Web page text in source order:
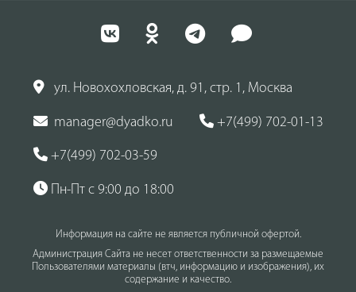
ул. Новохохловская, д. 91, стр. 1, Москва
manager@dyadko.ru +7(499) 702-01-13
+7(499) 702-03-59
Пн-Пт с 9:00 до 18:00
Информация на сайте не является публичной офертой.
Администрация Сайта не несет ответственности за размещаемые
Пользователями материалы (втч, информацию и изображения), их
содержание и качество.